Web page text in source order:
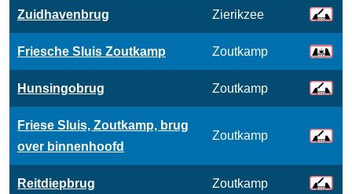
Zuidhavenbrug Zierikzee
Friesche Sluis Zoutkamp Zoutkamp
Hunsingobrug Zoutkamp
Friese Sluis, Zoutkamp, brug
over binnenhoofd
Zoutkamp
Reitdiepbrug Zoutkamp